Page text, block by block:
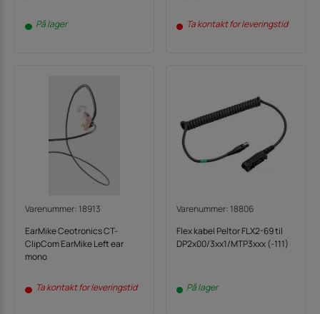
På lager Ta kontakt for leveringstid
Varenummer: 18913
EarMike Ceotronics CT-
ClipCom EarMike Left ear
mono
Ta kontakt for leveringstid
Varenummer: 18806
Flex kabel Peltor FLX2-69 til
DP2x00/3xx1/MTP3xxx (-111)
På lager